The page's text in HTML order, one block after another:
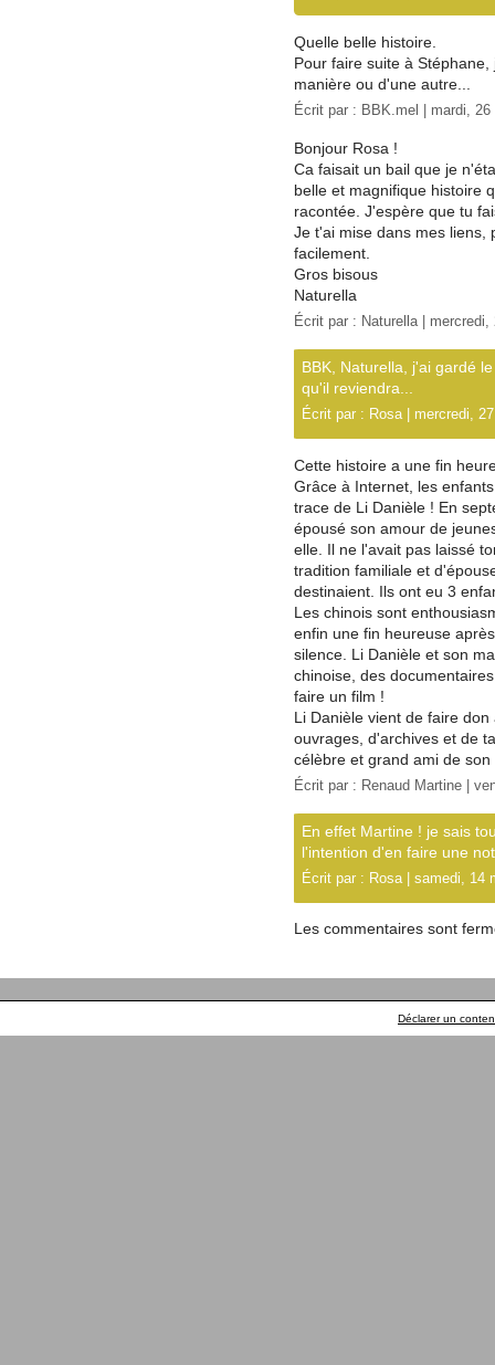
Quelle belle histoire.
Pour faire suite à
manière ou d'une autre...
Écrit par : BBK.mel | mardi,
Bonjour Rosa !
Ca faisait un bail que je
belle et magnifique histoire
racontée. J'espère que tu
Je t'ai mise dans mes liens,
facilement.
Gros bisous
Naturella
Écrit par : Naturella | mercredi,
BBK, Naturella, j'ai gardé
qu'il reviendra...
Écrit par : Rosa | mercredi,
Cette histoire a une fin
Grâce à Internet, les
trace de Li Danièle ! En
épousé son amour de
elle. Il ne l'avait pas laissé
tradition familiale et
destinaient. Ils ont eu 3
Les chinois sont
enfin une fin heureuse
silence. Li Danièle et son
chinoise, des
faire un film !
Li Danièle vient de faire
ouvrages, d'archives et de
célèbre et grand ami de son
Écrit par : Renaud Martine |
En effet Martine ! je sais
l'intention d'en faire une
Écrit par : Rosa | samedi, 14
Les commentaires sont
Déclarer un